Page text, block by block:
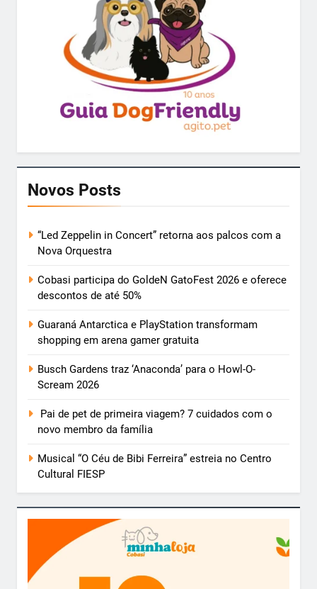
Novos Posts
“Led Zeppelin in Concert” retorna aos palcos com a
Nova Orquestra
Cobasi participa do GoldeN GatoFest 2026 e oferece
descontos de até 50%
Guaraná Antarctica e PlayStation transformam
shopping em arena gamer gratuita
Busch Gardens traz ‘Anaconda’ para o Howl-O-
Scream 2026
Pai de pet de primeira viagem? 7 cuidados com o
novo membro da família
Musical “O Céu de Bibi Ferreira” estreia no Centro
Cultural FIESP